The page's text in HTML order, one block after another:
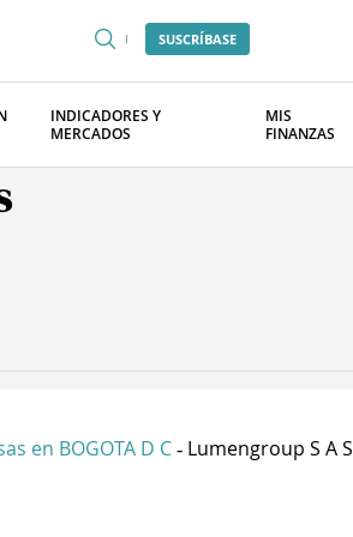
SUSCRÍBASE
INDICADORES Y
MERCADOS
MIS
FINANZAS
en BOGOTA D C - Lumengroup S A S